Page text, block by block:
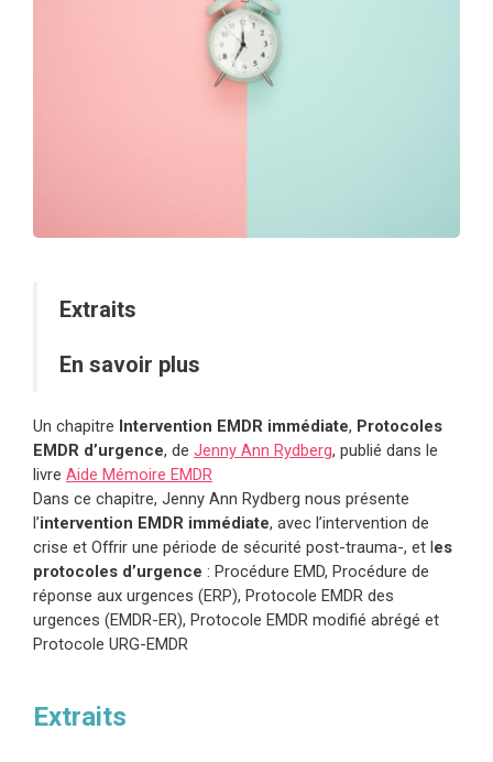
Extraits
En savoir plus
Un chapitre Intervention EMDR immédiate, Protocoles
EMDR d’urgence, de Jenny Ann Rydberg, publié dans le
livre Aide Mémoire EMDR
Dans ce chapitre, Jenny Ann Rydberg nous présente
l’intervention EMDR immédiate, avec l’intervention de
crise et Offrir une période de sécurité post-trauma-, et les
protocoles d’urgence : Procédure EMD, Procédure de
réponse aux urgences (ERP), Protocole EMDR des
urgences (EMDR-ER), Protocole EMDR modifié abrégé et
Protocole URG-EMDR
Extraits